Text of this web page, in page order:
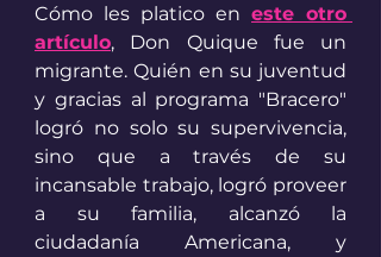
Cómo les platico en este otro
artículo, Don Quique fue un
migrante. Quién en su juventud
y gracias al programa "Bracero"
logró no solo su supervivencia,
sino que a través de su
incansable trabajo, logró proveer
a su familia, alcanzó la
ciudadanía Americana, y